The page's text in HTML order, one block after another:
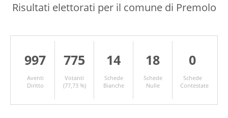
Risultati elettorati per il comune di Premolo
997
Aventi
Diritto
775
Votanti
(77,73 %)
14
Schede
Bianche
18
Schede
Nulle
0
Schede
Contestate